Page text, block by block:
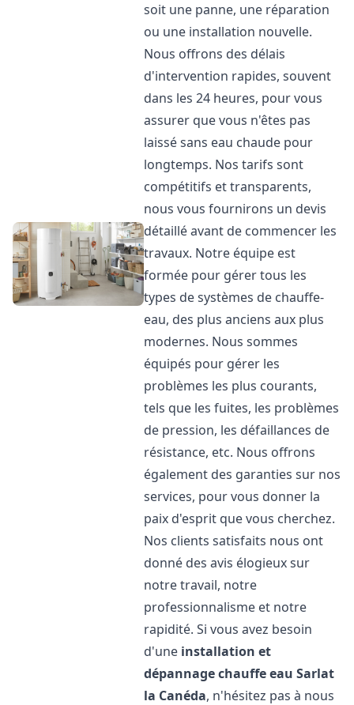
soit une panne, une réparation
ou une installation nouvelle.
Nous offrons des délais
d'intervention rapides, souvent
dans les 24 heures, pour vous
assurer que vous n'êtes pas
laissé sans eau chaude pour
longtemps. Nos tarifs sont
compétitifs et transparents,
nous vous fournirons un devis
détaillé avant de commencer les
travaux. Notre équipe est
formée pour gérer tous les
types de systèmes de chauffe-
eau, des plus anciens aux plus
modernes. Nous sommes
équipés pour gérer les
problèmes les plus courants,
tels que les fuites, les problèmes
de pression, les défaillances de
résistance, etc. Nous offrons
également des garanties sur nos
services, pour vous donner la
paix d'esprit que vous cherchez.
Nos clients satisfaits nous ont
donné des avis élogieux sur
notre travail, notre
professionnalisme et notre
rapidité. Si vous avez besoin
d'une installation et
dépannage chauffe eau Sarlat
la Canéda, n'hésitez pas à nous